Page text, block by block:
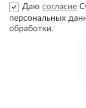
Даю согласие
персональных
обработки.